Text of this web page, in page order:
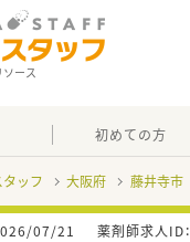
ース
初めての方
ッフ 大阪府 藤井寺市
07/21 薬剤師求人ID：